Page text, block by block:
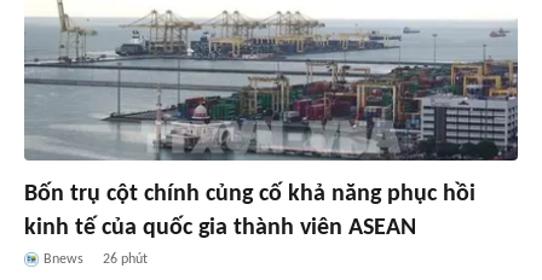
Bốn trụ cột chính củng cố khả năng phục hồi
kinh tế của quốc gia thành viên ASEAN
Bnews 26 phút